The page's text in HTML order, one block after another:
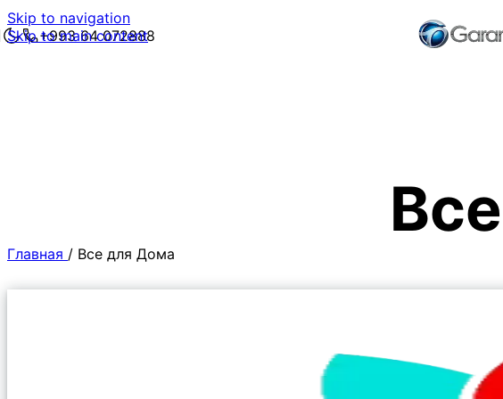
Skip to navigation
Skip to main content
+993 64 072888
Главная / Все для Дома